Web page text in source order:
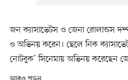
জন ক্যাসাভেটস ও জেনা রোলান্ডস
ও অভিনয় করেন। ছেলে নিক
নোটবুক’ সিনেমায় অভিনয় করেছেন